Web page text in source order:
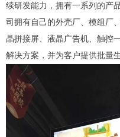
续研发能力，拥有一系列的产
司 拥有自己的外壳厂、模组厂
晶拼接屏、 液晶 广告机 触控
解决方案，并为客户提供批量